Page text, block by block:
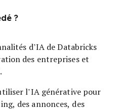
?
d’IA de Databricks
des entreprises et
l’IA générative pour
des annonces, des